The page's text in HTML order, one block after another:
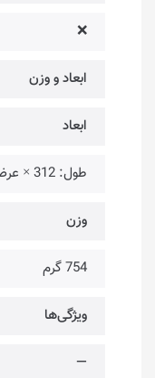
❌
ابعاد و وزن
ابعاد
طول: 312 × عرض: 141 × ارتفاع: 43 میلی‌متر
وزن
754 گرم
ویژگی‌ها
—